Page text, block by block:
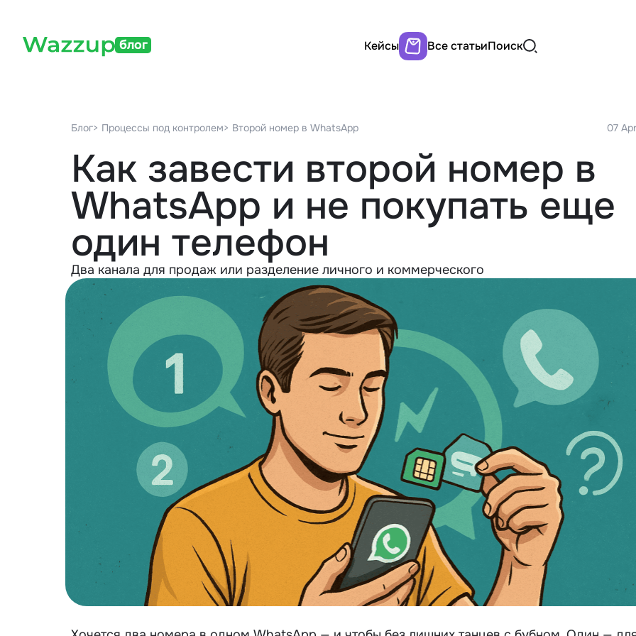
блог Кейсы Все статьиПоиск
Блог> Процессы под контролем> Второй номер в WhatsApp 07
Как завести второй номер в
WhatsApp и не покупать еще
один телефон
Два канала для продаж или разделение личного и коммерческого